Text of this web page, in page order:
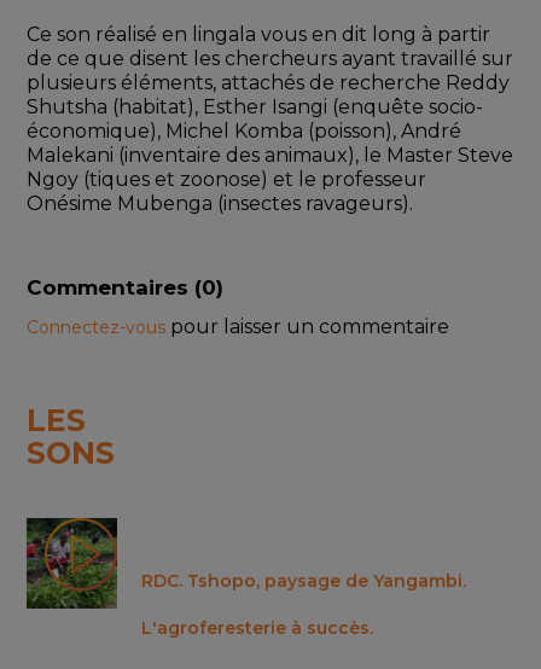
Ce son réalisé en lingala vous en dit long à partir
de ce que disent les chercheurs ayant travaillé sur
plusieurs éléments, attachés de recherche Reddy
Shutsha (habitat), Esther Isangi (enquête socio-
économique), Michel Komba (poisson), André
Malekani (inventaire des animaux), le Master Steve
Ngoy (tiques et zoonose) et le professeur
Onésime Mubenga (insectes ravageurs).
Commentaires (0)
Connectez-vous pour laisser un commentaire
LES
SONS
RDC. Tshopo, paysage de Yangambi.
L'agroferesterie à succès.